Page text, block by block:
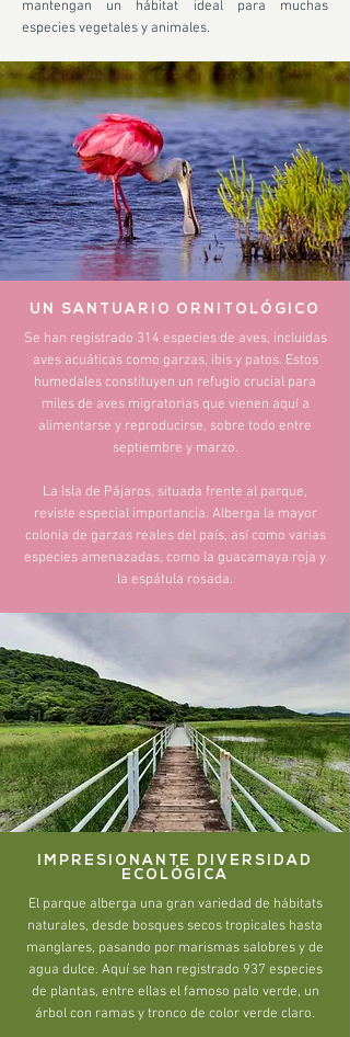
mantengan un hábitat ideal para muchas
especies vegetales y animales.
UN SANTUARIO ORNITOLÓGICO
Se han registrado 314 especies de aves, incluidas
aves acuáticas como garzas, ibis y patos. Estos
humedales constituyen un refugio crucial para
miles de aves migratorias que vienen aquí a
alimentarse y reproducirse, sobre todo entre
septiembre y marzo.
La Isla de Pájaros, situada frente al parque,
reviste especial importancia. Alberga la mayor
colonia de garzas reales del país, así como varias
especies amenazadas, como la guacamaya roja y
la espátula rosada.
IMPRESIONANTE DIVERSIDAD
ECOLÓGICA
El parque alberga una gran variedad de hábitats
naturales, desde bosques secos tropicales hasta
manglares, pasando por marismas salobres y de
agua dulce. Aquí se han registrado 937 especies
de plantas, entre ellas el famoso palo verde, un
árbol con ramas y tronco de color verde claro.